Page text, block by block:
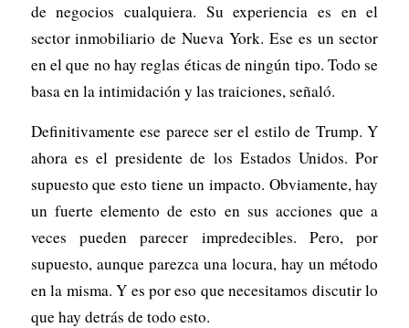
de negocios cualquiera. Su experiencia es en el
sector inmobiliario de Nueva York. Ese es un sector
en el que no hay reglas éticas de ningún tipo. Todo se
basa en la intimidación y las traiciones, señaló.
Definitivamente ese parece ser el estilo de Trump. Y
ahora es el presidente de los Estados Unidos. Por
supuesto que esto tiene un impacto. Obviamente, hay
un fuerte elemento de esto en sus acciones que a
veces pueden parecer impredecibles. Pero, por
supuesto, aunque parezca una locura, hay un método
en la misma. Y es por eso que necesitamos discutir lo
que hay detrás de todo esto.